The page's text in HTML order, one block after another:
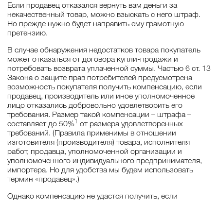
Если продавец отказался вернуть вам деньги за
некачественный товар, можно взыскать с него штраф.
Но прежде нужно будет направить ему грамотную
претензию.
В случае обнаружения недостатков товара покупатель
может отказаться от договора купли-продажи и
потребовать возврата уплаченной суммы. Частью 6 ст. 13
Закона о защите прав потребителей предусмотрена
возможность покупателя получить компенсацию, если
продавец, производитель или иное уполномоченное
лицо отказались добровольно удовлетворить его
требования. Размер такой компенсации – штрафа –
составляет до 50%1 от размера удовлетворенных
требований. (Правила применимы в отношении
изготовителя (производителя) товара, исполнителя
работ, продавца, уполномоченной организации и
уполномоченного индивидуального предпринимателя,
импортера. Но для удобства мы будем использовать
термин «продавец».)
Однако компенсацию не удастся получить, если